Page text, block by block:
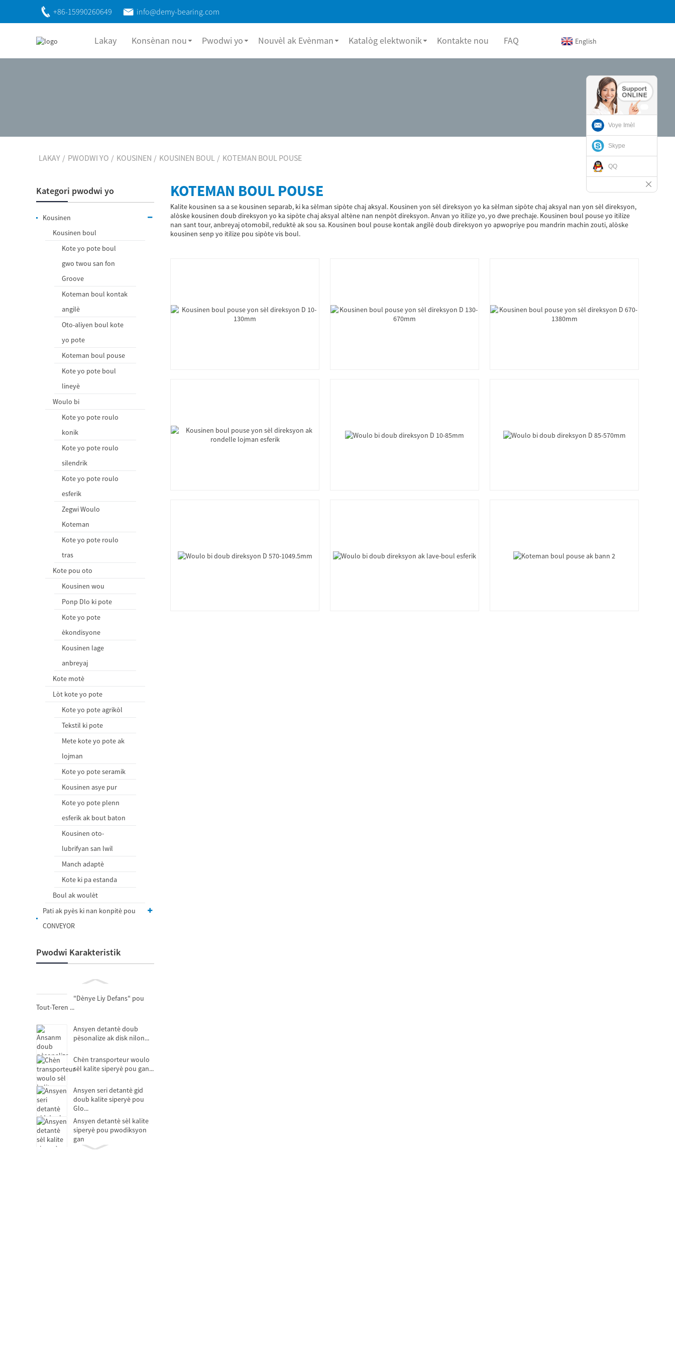
+86-15990260649 info@demy-bearing.com
Lakay Konsènan nou Pwodwi yo Nouvèl ak Evènman Katalòg elektwonik Kontakte nou FAQ English
LAKAY PWODWI YO KOUSINEN KOUSINEN BOUL KOTEMAN BOUL POUSE
Kategori pwodwi yo
Kousinen
Kousinen boul
Kote yo pote boul
gwo twou san fon
Groove
Koteman boul kontak
angilè
Oto-aliyen boul kote
yo pote
Koteman boul pouse
Kote yo pote boul
lineyè
Woulo bi
Kote yo pote roulo
konik
Kote yo pote roulo
silendrik
Kote yo pote roulo
esferik
Zegwi Woulo
Koteman
Kote yo pote roulo
tras
Kote pou oto
Kousinen wou
Ponp Dlo ki pote
Kote yo pote
èkondisyone
Kousinen lage
anbreyaj
Kote motè
Lòt kote yo pote
Kote yo pote agrikòl
Tekstil ki pote
Mete kote yo pote ak
lojman
Kote yo pote seramik
Kousinen asye pur
Kote yo pote plenn
esferik ak bout baton
Kousinen oto-
lubrifyan san lwil
Manch adaptè
Kote ki pa estanda
Boul ak woulèt
Pati ak pyès ki nan konpitè pou
CONVEYOR
Pwodwi Karakteristik
"Dènye Liy Defans" pou
Tout-Teren ...
Ansyen detantè doub
pèsonalize ak disk nilon...
Chèn transporteur woulo
sèl kalite siperyè pou gan...
Ansyen seri detantè gid
doub kalite siperyè pou
Glo...
Ansyen detantè sèl kalite
siperyè pou pwodiksyon
gan
Kousinen lage anbreyaj
KOTEMAN BOUL POUSE
Kalite kousinen sa a se kousinen separab, ki ka sèlman sipòte chaj aksyal. Kousinen yon sèl direksyon yo ka sèlman sipòte chaj aksyal nan yon sèl direksyon,
alòske kousinen doub direksyon yo ka sipòte chaj aksyal altène nan nenpòt direksyon. Anvan yo itilize yo, yo dwe prechaje. Kousinen boul pouse yo itilize
nan sant tour, anbreyaj otomobil, reduktè ak sou sa. Kousinen boul pouse kontak angilè doub direksyon yo apwopriye pou mandrin machin zouti, alòske
kousinen senp yo itilize pou sipòte vis boul.
Voye Imèl
Skype
QQ